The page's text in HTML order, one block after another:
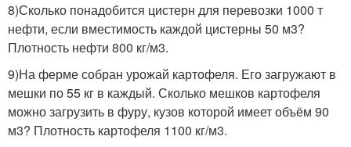
8)Сколько понадобится цистерн для перевозки 1000 т
нефти, если вместимость каждой цистерны 50 м3?
Плотность нефти 800 кг/м3.
9)На ферме собран урожай картофеля. Его загружают в
мешки по 55 кг в каждый. Сколько мешков картофеля
можно загрузить в фуру, кузов которой имеет объём 90
м3? Плотность картофеля 1100 кг/м3.